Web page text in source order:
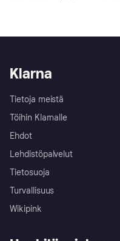
Klarna
Tietoja meistä
Töihin Klarnalle
Ehdot
Lehdistöpalvelut
Tietosuoja
Turvallisuus
Wikipink